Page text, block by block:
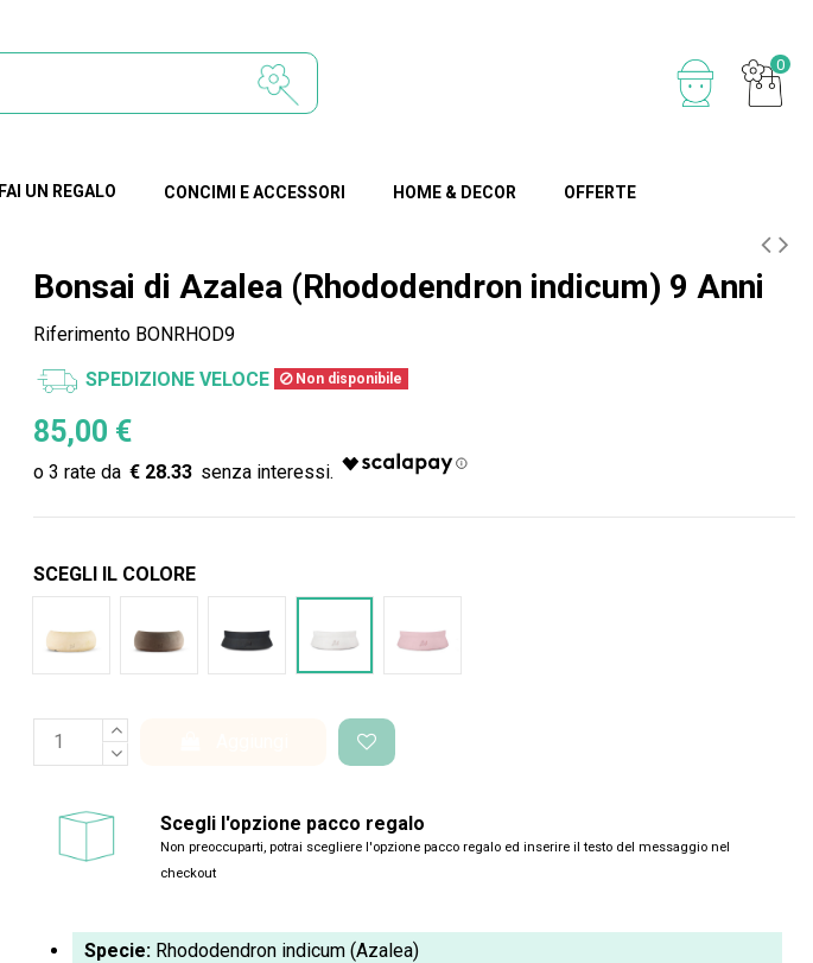
0
FAI UN REGALO CONCIMI E ACCESSORI HOME & DECOR OFFERTE
Bonsai di Azalea (Rhododendron indicum) 9 Anni
Riferimento BONRHOD9
SPEDIZIONE VELOCE Non disponibile
85,00 €
€ 28.33
SCEGLI IL COLORE
Scegli l'opzione pacco regalo
Non preoccuparti, potrai scegliere l'opzione pacco regalo ed inserire il testo del messaggio nel
checkout
Specie: Rhododendron indicum (Azalea)